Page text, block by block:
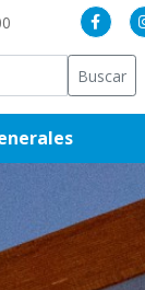
Buscar
(current)